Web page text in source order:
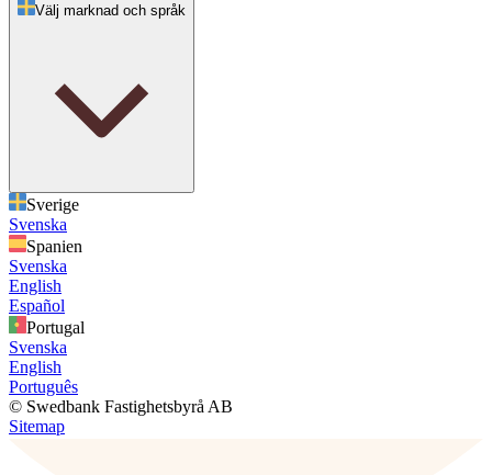
Välj marknad och språk
Sverige
Svenska
Spanien
Svenska
English
Español
Portugal
Svenska
English
Português
© Swedbank Fastighetsbyrå AB
Sitemap